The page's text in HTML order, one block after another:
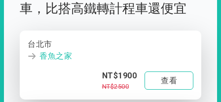
車， 比搭高鐵轉計程車還便宜
台北市
香魚之家
NT$1900
NT$2500
查看